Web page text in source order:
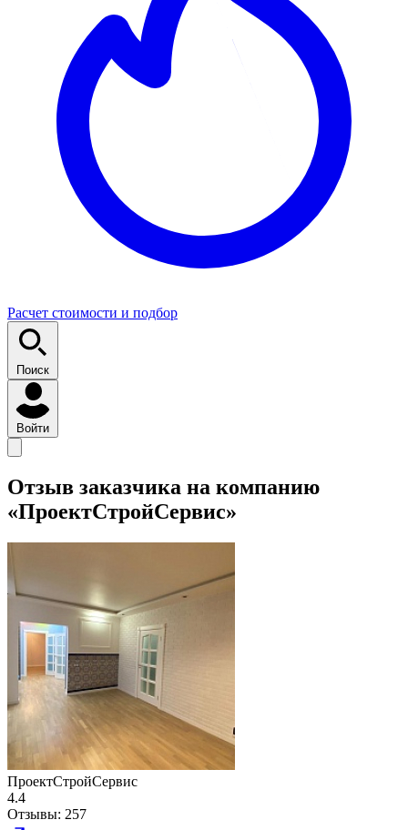
Расчет стоимости и подбор
Поиск
Войти
Отзыв заказчика на компанию
«ПроектСтройСервис»
ПроектСтройСервис
4.4
Отзывы: 257